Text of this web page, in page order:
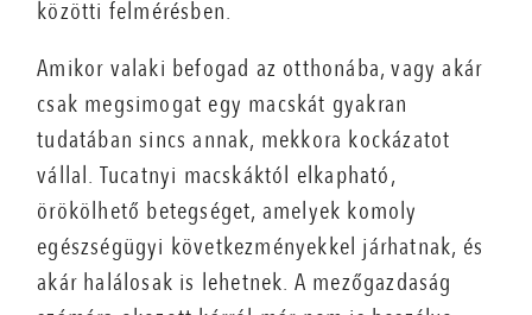
közötti felmérésben.
Amikor valaki befogad az otthonába, vagy akár
csak megsimogat egy macskát gyakran
tudatában sincs annak, mekkora kockázatot
vállal. Tucatnyi macskáktól elkapható,
örökölhető betegséget, amelyek komoly
egészségügyi következményekkel járhatnak, és
akár halálosak is lehetnek. A mezőgazdaság